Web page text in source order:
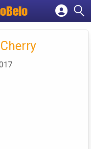
empresa